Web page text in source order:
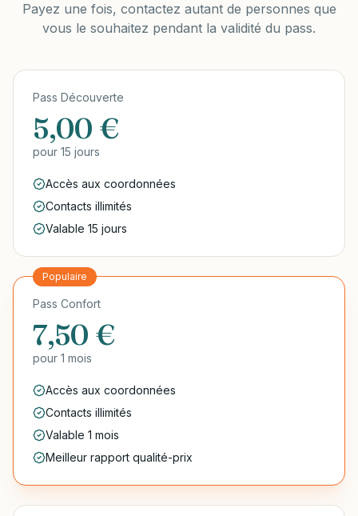
Payez une fois, contactez autant de personnes que
vous le souhaitez pendant la validité du pass.
Pass Découverte
5,00 €
pour 15 jours
Accès aux coordonnées
Contacts illimités
Valable 15 jours
Populaire
Pass Confort
7,50 €
pour 1 mois
Accès aux coordonnées
Contacts illimités
Valable 1 mois
Meilleur rapport qualité-prix